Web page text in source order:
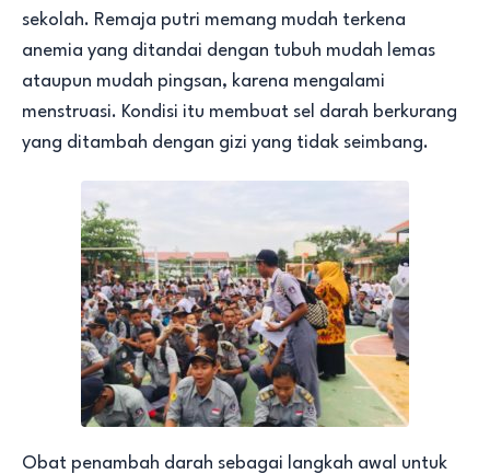
sekolah. Remaja putri memang mudah terkena
anemia yang ditandai dengan tubuh mudah lemas
ataupun mudah pingsan, karena mengalami
menstruasi. Kondisi itu membuat sel darah berkurang
yang ditambah dengan gizi yang tidak seimbang.
Obat penambah darah sebagai langkah awal untuk